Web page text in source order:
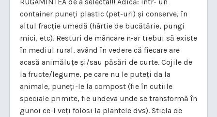
container puneți plastic (pet-uri) și conserve, în
altul fracție umedă (hârtie de bucătărie, pungi
mici, etc). Resturi de mâncare n-ar trebui să existe
în mediul rural, având în vedere că fiecare are
acasă animăluțe și/sau păsări de curte. Cojile de
la fructe/legume, pe care nu le puteți da la
animale, puneți-le la compost (fie în cutiile
speciale primite, fie undeva unde se transformă în
gunoi ce-l veți folosi la plantele dvs). Sticla de